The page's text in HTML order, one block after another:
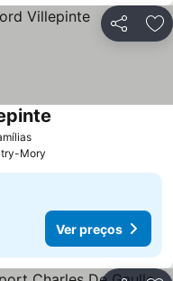
Partilhar
Mory
Ver preços